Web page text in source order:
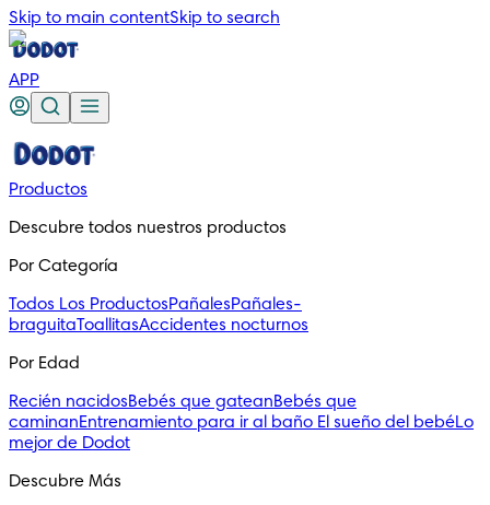
Skip to main contentSkip to search
APP
Productos
Descubre todos nuestros productos
Por Categoría
Todos Los ProductosPañalesPañales-
braguitaToallitasAccidentes nocturnos
Por Edad
Recién nacidosBebés que gateanBebés que
caminanEntrenamiento para ir al baño El sueño del bebéLo
mejor de Dodot
Descubre Más